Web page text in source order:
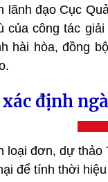
lãnh đạo Cục
của công tác
hài hòa, đồng
xác định
loại đơn, dự
để tính thời